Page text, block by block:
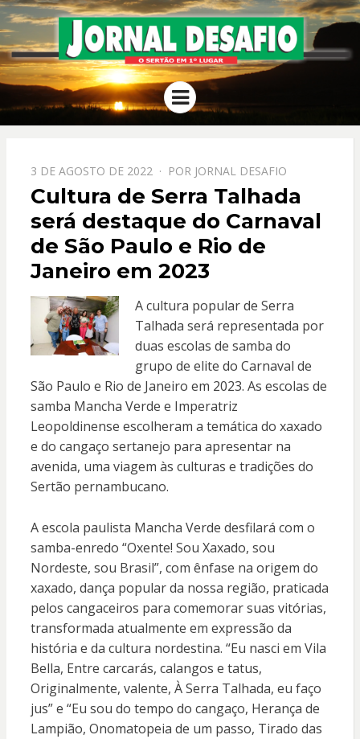
JORNAL
DESAFIO
O Sertão em 1º Lugar
Menu
PPOSTADO
EM
3 DE AGOSTO DE 2022 POR JORNAL DESAFIO
Cultura de Serra Talhada
será destaque do Carnaval
de São Paulo e Rio de
Janeiro em 2023
A cultura popular de Serra
Talhada será representada por
duas escolas de samba do
grupo de elite do Carnaval de
São Paulo e Rio de Janeiro em 2023. As escolas de
samba Mancha Verde e Imperatriz
Leopoldinense escolheram a temática do xaxado
e do cangaço sertanejo para apresentar na
avenida, uma viagem às culturas e tradições do
Sertão pernambucano.
A escola paulista Mancha Verde desfilará com o
samba-enredo “Oxente! Sou Xaxado, sou
Nordeste, sou Brasil”, com ênfase na origem do
xaxado, dança popular da nossa região, praticada
pelos cangaceiros para comemorar suas vitórias,
transformada atualmente em expressão da
história e da cultura nordestina. “Eu nasci em Vila
Bella, Entre carcarás, calangos e tatus,
Originalmente, valente, À Serra Talhada, eu faço
jus” e “Eu sou do tempo do cangaço, Herança de
Lampião, Onomatopeia de um passo, Tirado das